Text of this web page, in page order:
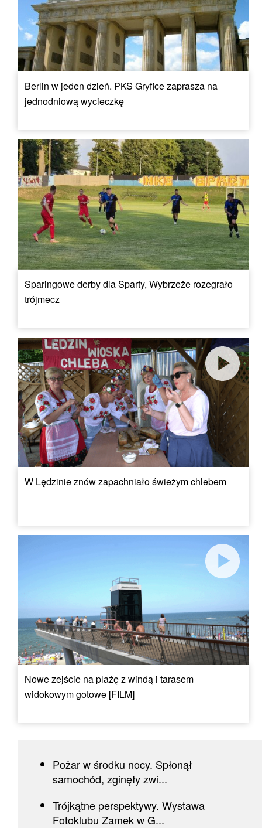
Berlin w jeden dzień. PKS Gryfice zaprasza na
jednodniową wycieczkę
Sparingowe derby dla Sparty, Wybrzeże rozegrało
trójmecz
W Lędzinie znów zapachniało świeżym chlebem
Nowe zejście na plażę z windą i tarasem
widokowym gotowe [FILM]
Pożar w środku nocy. Spłonął
samochód, zginęły zwi...
Trójkątne perspektywy. Wystawa
Fotoklubu Zamek w G...